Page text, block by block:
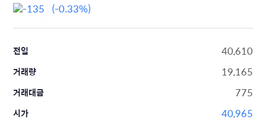
-135 (-0.33%)
전일 40,610
거래량 19,165
거래대금 775
시가 40,965